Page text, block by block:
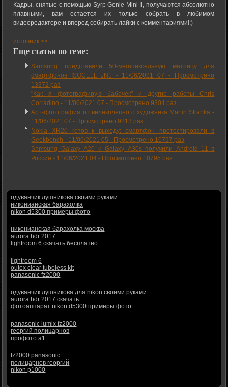
Кадры, снятые с помощью Syrp Genie Mini II, получаются абсолютно
плавными, вам остается их только собрать в любимом
видеоредакторе и вперед собирать лайки c комментариями!;)
источник >>
Еще статьи по теме:
Samsung представили 50-мегапиксельную матрицу для
смартфонов ISOCELL JN1 - 11/06/2021 07 -
Просмотрено
13372 раз
"Как я фотографирую бабочек" и другие работы Chris
Corradino - 11/06/2021 07 - Просмотрено 9304 раз
Арт-фотография от великолепного художника Martin Stranka -
11/06/2021 07 - Просмотрено 9213 раз
Nokia XR20 готов к выходу: смартфон протестировали в
Geekbench - 11/06/2021 05 - Просмотрено 10797 раз
Samsung Galaxy A20 и Galaxy A30s получили Android 11 в
России - 11/06/2021 04 - Просмотрено 10795 раз
одуванчик лушникова своими руками
никонианская барахолка
nikon d5300 примеры фото
никонианская барахолка москва
aurora hdr 2017
lightroom 6 скачать бесплатно
lightroom 6
outex clear tubeless kit
panasonic fz2000
одуванчик лушникова для nikon своими руками
aurora hdr 2017 скачать
фотоаппарат nikon d5300 примеры фото
panasonic lumix fz2000
георгий полицарнов
профото а1
fz2000 panasonic
полицарнов георгий
nikon p1000